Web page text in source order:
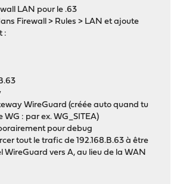
LAN pour le .63
Firewall > Rules > LAN et ajoute
:
WireGuard (créée auto quand tu
: par ex. WG_SITEA)
pour debug
tout le trafic de 192.168.B.63 à être
WireGuard vers A, au lieu de la WAN